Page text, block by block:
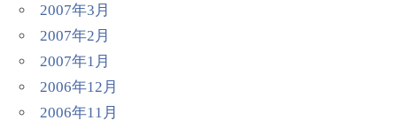
2007年3月
2007年2月
2007年1月
2006年12月
2006年11月